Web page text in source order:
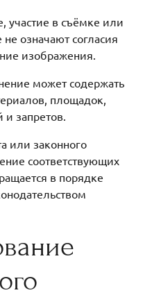
участие в съёмке или
означают согласия
изображения.
может содержать
площадок,
и запретов.
или законного
соответствующих
в порядке